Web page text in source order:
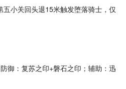
小关回头退15米触发堕落骑士 ，仅
御：复苏之印+磐石之印； 辅助 ：迅